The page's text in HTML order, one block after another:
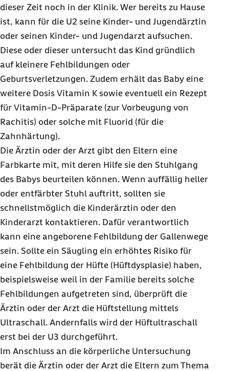
dieser Zeit noch in der Klinik. Wer bereits zu Hause
ist, kann für die U2 seine Kinder- und Jugendärztin
oder seinen Kinder- und Jugendarzt aufsuchen.
Diese oder dieser untersucht das Kind gründlich
auf kleinere Fehlbildungen oder
Geburtsverletzungen. Zudem erhält das Baby eine
weitere Dosis Vitamin K sowie eventuell ein Rezept
für Vitamin-D-Präparate (zur Vorbeugung von
Rachitis) oder solche mit Fluorid (für die
Zahnhärtung).
Die Ärztin oder der Arzt gibt den Eltern eine
Farbkarte mit, mit deren Hilfe sie den Stuhlgang
des Babys beurteilen können. Wenn auffällig heller
oder entfärbter Stuhl auftritt, sollten sie
schnellstmöglich die Kinderärztin oder den
Kinderarzt kontaktieren. Dafür verantwortlich
kann eine angeborene Fehlbildung der Gallenwege
sein. Sollte ein Säugling ein erhöhtes Risiko für
eine Fehlbildung der Hüfte (Hüftdysplasie) haben,
beispielsweise weil in der Familie bereits solche
Fehlbildungen aufgetreten sind, überprüft die
Ärztin oder der Arzt die Hüftstellung mittels
Ultraschall. Andernfalls wird der Hüftultraschall
erst bei der U3 durchgeführt.
Im Anschluss an die körperliche Untersuchung
berät die Ärztin oder der Arzt die Eltern zum Thema